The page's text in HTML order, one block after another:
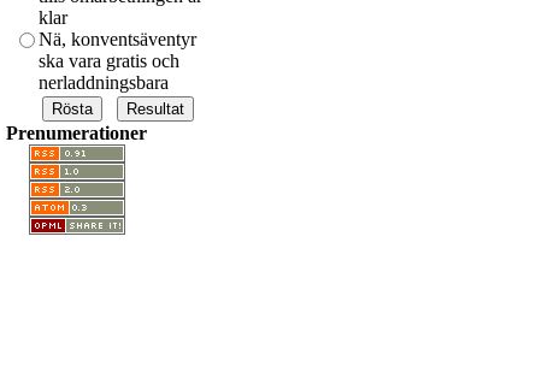
klar
Nä, konventsäventyr
ska vara gratis och
nerladdningsbara
Prenumerationer